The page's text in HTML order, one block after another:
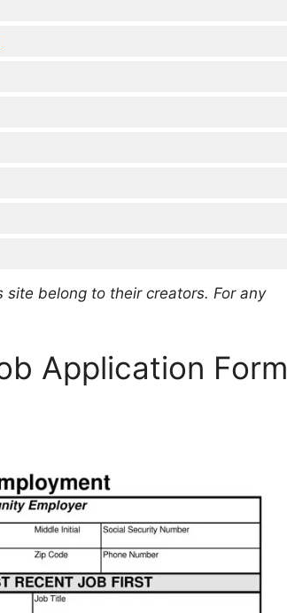
belong to their creators. For any
Application Form